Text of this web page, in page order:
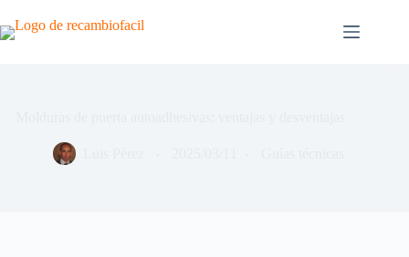
al
contenido